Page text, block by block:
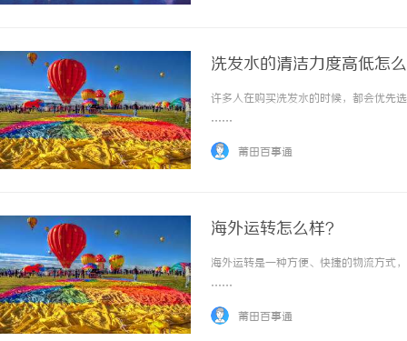
洗发水的清洁力度高低怎
许多人在购买洗发水的时候，都会优先
……
莆田百事通
海外运转怎么样？
海外运转是一种方便、快捷的物流方式
……
莆田百事通